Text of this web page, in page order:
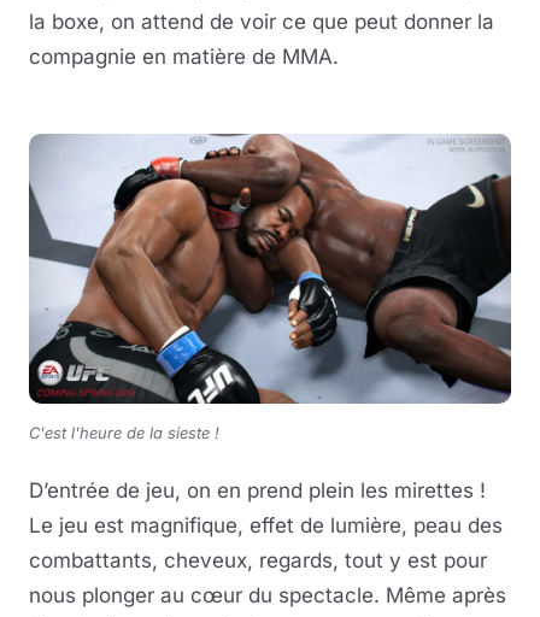
la boxe, on attend de voir ce que peut donner la
compagnie en matière de MMA.
C'est l'heure de la sieste !
D’entrée de jeu, on en prend plein les mirettes !
Le jeu est magnifique, effet de lumière, peau des
combattants, cheveux, regards, tout y est pour
nous plonger au cœur du spectacle. Même après